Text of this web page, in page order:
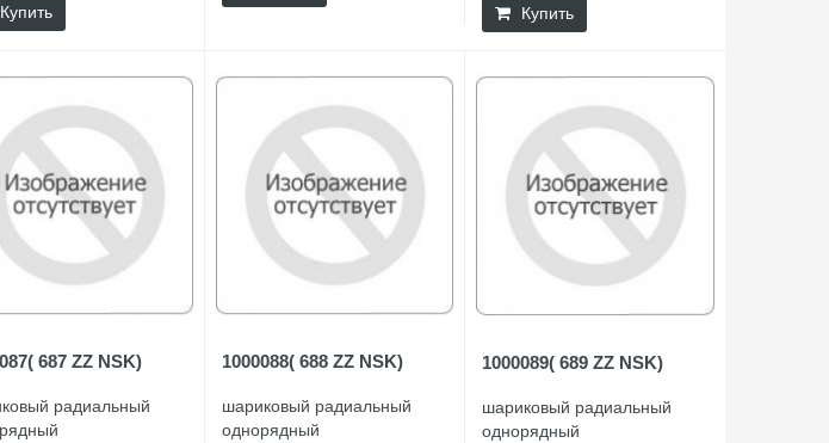
Купить Купить
687 ZZ NSK)
радиальный
1000088( 688 ZZ NSK)
шариковый радиальный
однорядный
1000089( 689 ZZ NSK)
шариковый радиальный
однорядный